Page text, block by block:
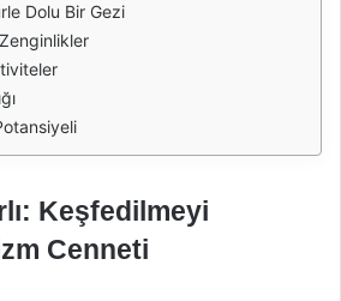
Dolu Bir Gezi
Keşfedilmeyi
Cenneti